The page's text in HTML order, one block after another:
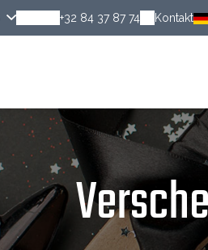
+32 84 37 87 74 Kontakt
Entdecken